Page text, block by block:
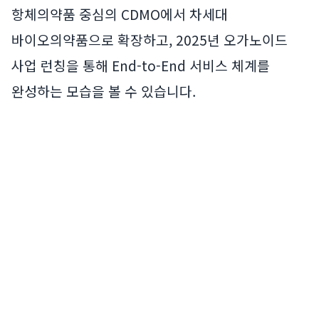
항체의약품 중심의 CDMO에서 차세대
바이오의약품으로 확장하고, 2025년 오가노이드
사업 런칭을 통해 End-to-End 서비스 체계를
완성하는 모습을 볼 수 있습니다.